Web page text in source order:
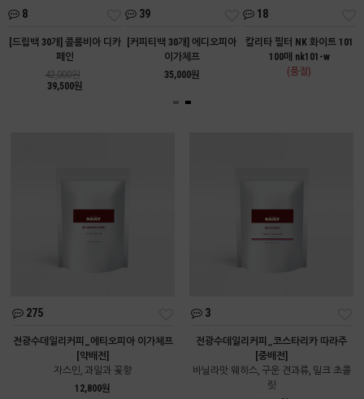
8
[드립백 30개] 콜롬비아 디카
페인
42,000원
39,500원
39
[커피티백 30개] 에디오피아
이가체프
35,000원
18
칼리타 필터 NK 화이트 101
100매 nk101-w
(품절)
275
전광수데일리커피_에티오피아 이가체프
[약배전]
자스민, 과일과 꽃향
12,800원
3
전광수데일리커피_코스타리카 따라주
[중배전]
바닐라맛 웨하스, 구운 견과류, 밀크 초콜
릿